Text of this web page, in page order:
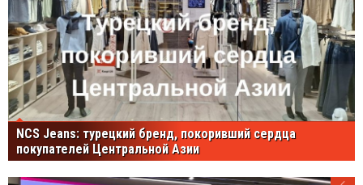
NCS Jeans: турецкий бренд, покоривший сердца
покупателей Центральной Азии